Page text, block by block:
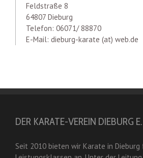
Feldstraße 8
64807 Dieburg
Telefon: 06071/ 88870
E-Mail: dieburg-karate (at) web.de
DER KARATE-VEREIN DIEBURG
Seit 2010 bieten wir Karate in